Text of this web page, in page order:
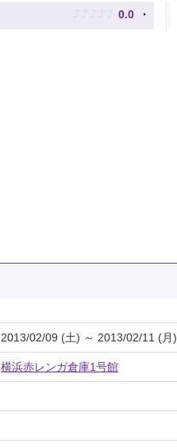
♪ ♪ ♪ ♪ ♪ 0.0
2013/02/09 (土) ～ 2013/02/11 (月)
横浜赤レンガ倉庫1号館